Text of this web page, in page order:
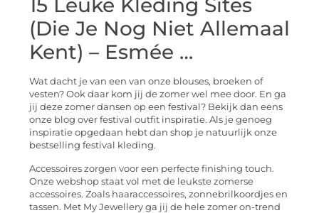
15 Leuke Kleding Sites
(Die Je Nog Niet Allemaal
Kent) – Esmée …
Wat dacht je van een van onze blouses, broeken of
vesten? Ook daar kom jij de zomer wel mee door. En ga
jij deze zomer dansen op een festival? Bekijk dan eens
onze blog over festival outfit inspiratie. Als je genoeg
inspiratie opgedaan hebt dan shop je natuurlijk onze
bestselling festival kleding.
Accessoires zorgen voor een perfecte finishing touch.
Onze webshop staat vol met de leukste zomerse
accessoires. Zoals haaraccessoires, zonnebrilkoordjes en
tassen. Met My Jewellery ga jij de hele zomer on-trend